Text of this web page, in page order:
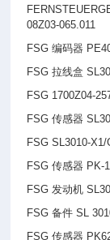
08Z03-065.011
FSG编码器
FSG拉线盒
FSG 1700Z04-
FSG传感器
FSG SL3010-
FSG传感器
FSG发动机
FSG备件 SL
FSG传感器